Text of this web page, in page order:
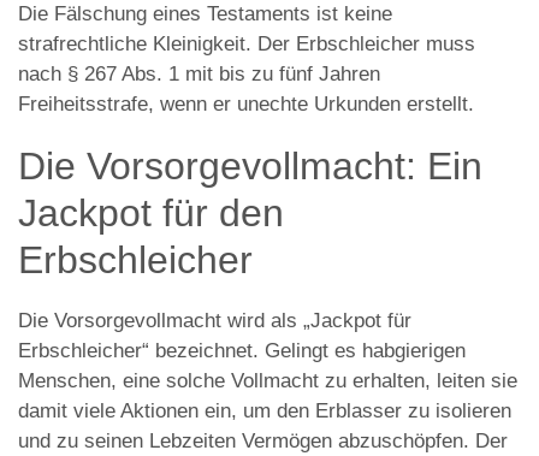
Die Fälschung eines Testaments ist keine
strafrechtliche Kleinigkeit. Der Erbschleicher muss
nach § 267 Abs. 1 mit bis zu fünf Jahren
Freiheitsstrafe, wenn er unechte Urkunden erstellt.
Die Vorsorgevollmacht: Ein
Jackpot für den
Erbschleicher
Die Vorsorgevollmacht wird als „Jackpot für
Erbschleicher“ bezeichnet. Gelingt es habgierigen
Menschen, eine solche Vollmacht zu erhalten, leiten sie
damit viele Aktionen ein, um den Erblasser zu isolieren
und zu seinen Lebzeiten Vermögen abzuschöpfen. Der